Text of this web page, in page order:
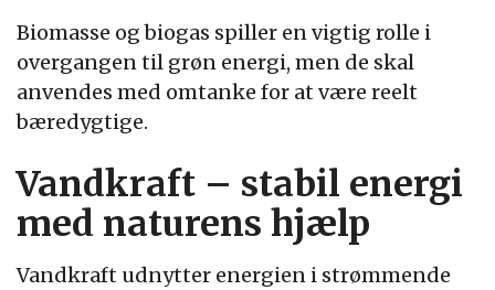
Biomasse og biogas spiller en vigtig rolle i
overgangen til grøn energi, men de skal
anvendes med omtanke for at være reelt
bæredygtige.
Vandkraft – stabil energi
med naturens hjælp
Vandkraft udnytter energien i strømmende